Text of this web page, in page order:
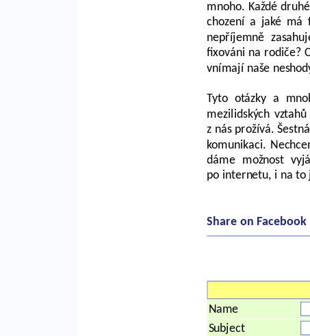
mnoho. Každé
chození a jaké má
nepříjemně
fixováni na rodiče?
vnímají naše
Tyto otázky a
mezilidských
z nás prožívá.
komunikaci.
dáme možnost
po internetu, i na to
Share on Facebook
Name
Subject